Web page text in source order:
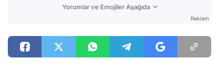
Yorumlar ve Emojiler Aşağıda
Reklam